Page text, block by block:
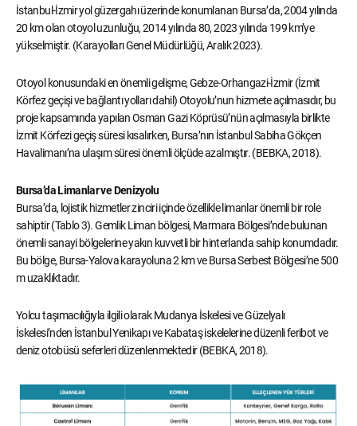
İstanbul-İzmir yol güzergahı üzerinde konumlanan Bursa’da, 2004 yılında
20 km olan otoyol uzunluğu, 2014 yılında 80, 2023 yılında 199 km’ye
yükselmiştir. (Karayolları Genel Müdürlüğü, Aralık 2023).
Otoyol konusundaki en önemli gelişme, Gebze-Orhangazi-İzmir (İzmit
Körfez geçişi ve bağlantı yolları dahil) Otoyolu’nun hizmete açılmasıdır, bu
proje kapsamında yapılan Osman Gazi Köprüsü’nün açılmasıyla birlikte
İzmit Körfezi geçiş süresi kısalırken, Bursa’nın İstanbul Sabiha Gökçen
Havalimanı’na ulaşım süresi önemli ölçüde azalmıştır. (BEBKA, 2018).
Bursa’da Limanlar ve Denizyolu
Bursa’da, lojistik hizmetler zinciri içinde özellikle limanlar önemli bir role
sahiptir (Tablo 3). Gemlik Liman bölgesi, Marmara Bölgesi’nde bulunan
önemli sanayi bölgelerine yakın kuvvetli bir hinterlanda sahip konumdadır.
Bu bölge, Bursa-Yalova karayoluna 2 km ve Bursa Serbest Bölgesi’ne 500
m uzaklıktadır.
Yolcu taşımacılığıyla ilgili olarak Mudanya İskelesi ve Güzelyalı
İskelesi’nden İstanbul Yenikapı ve Kabataş iskelelerine düzenli feribot ve
deniz otobüsü seferleri düzenlenmektedir (BEBKA, 2018).